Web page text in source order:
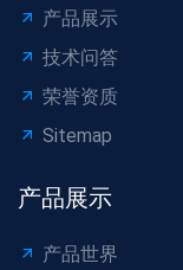
产品展示
技术问答
荣誉资质
Sitemap
产品展示
产品世界